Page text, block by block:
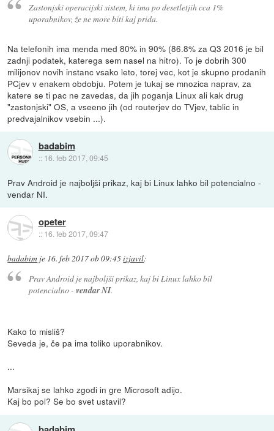
Zastonjski operacijski sistem, ki ima po desetletjih cca 1%
uporabnikov, že ne more biti kaj prida.
Na telefonih ima menda med 80% in 90% (86.8% za Q3 2016 je bil
zadnji podatek, katerega sem nasel na hitro). To je dobrih 300
milijonov novih instanc vsako leto, torej vec, kot je skupno prodanih
PCjev v enakem obdobju. Potem je tukaj se mnozica naprav, za
katere se ti pac ne zavedas, da jih poganja Linux ali kak drug
"zastonjski" OS, a vseeno jih (od routerjev do TVjev, tablic in
predvajalnikov vsebin ...).
badabim
:: 16. feb 2017, 09:45
Prav Android je najboljši prikaz, kaj bi Linux lahko bil potencialno -
vendar NI.
opeter
:: 16. feb 2017, 09:47
badabim je 16. feb 2017 ob 09:45izjavil:
Prav Android je najboljši prikaz, kaj bi Linux lahko bil
potencialno - vendar NI.
Kako to misliš?
Seveda je, če pa ima toliko uporabnikov.
...
Marsikaj se lahko zgodi in gre Microsoft adijo.
Kaj bo pol? Se bo svet ustavil?